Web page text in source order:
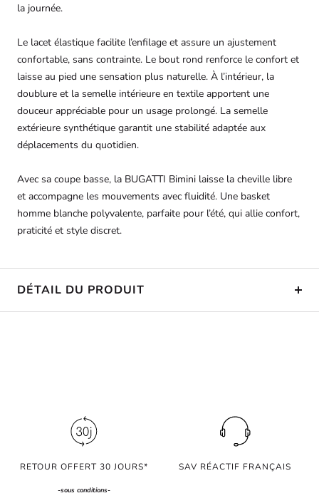
la journée.
Le lacet élastique facilite l’enfilage et assure un ajustement
confortable, sans contrainte. Le bout rond renforce le confort et
laisse au pied une sensation plus naturelle. À l’intérieur, la
doublure et la semelle intérieure en textile apportent une
douceur appréciable pour un usage prolongé. La semelle
extérieure synthétique garantit une stabilité adaptée aux
déplacements du quotidien.
Avec sa coupe basse, la BUGATTI Bimini laisse la cheville libre
et accompagne les mouvements avec fluidité. Une basket
homme blanche polyvalente, parfaite pour l’été, qui allie confort,
praticité et style discret.
DÉTAIL DU PRODUIT
RETOUR OFFERT 30 JOURS*
-sous conditions-
SAV RÉACTIF FRANÇAIS